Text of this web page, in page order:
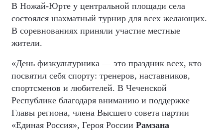
В Ножай-Юрте у центральной площади села
состоялся шахматный турнир для всех желающих.
В соревнованиях приняли участие местные
жители.
«День физкультурника — это праздник всех, кто
посвятил себя спорту: тренеров, наставников,
спортсменов и любителей. В Чеченской
Республике благодаря вниманию и поддержке
Главы региона, члена Высшего совета партии
«Единая Россия», Героя России Рамзана